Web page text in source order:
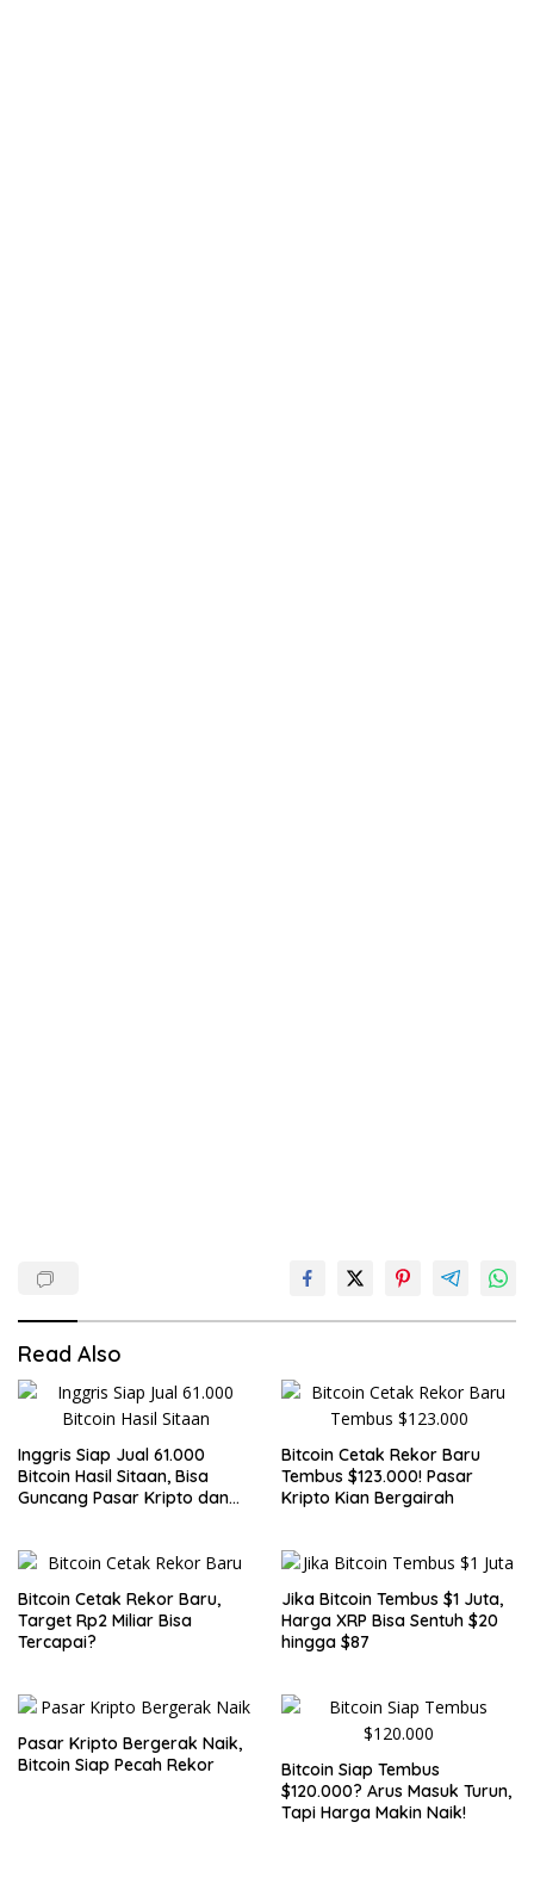
Read Also
Inggris Siap Jual 61.000
Bitcoin Hasil Sitaan, Bisa
Guncang Pasar Kripto dan
Bitcoin Cetak Rekor Baru
Tembus $123.000! Pasar
Kripto Kian Bergairah
Bitcoin Cetak Rekor Baru,
Target Rp2 Miliar Bisa
Tercapai?
Jika Bitcoin Tembus $1 Juta,
Harga XRP Bisa Sentuh $20
hingga $87
Pasar Kripto Bergerak Naik,
Bitcoin Siap Pecah Rekor
Bitcoin Siap Tembus
$120.000? Arus Masuk Turun,
Tapi Harga Makin Naik!